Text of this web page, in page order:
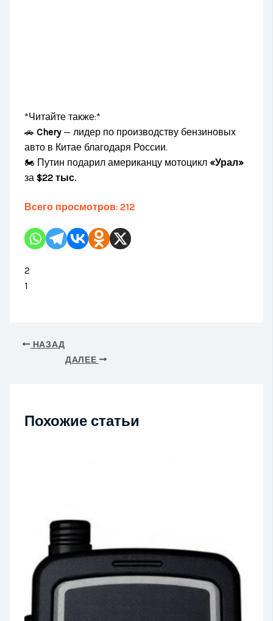
*Читайте также:*
🚗Chery— лидер по производству бензиновых
авто в Китае благодаря России.
🏍 Путин подарил американцу мотоцикл«Урал»
за$22 тыс.
Всего просмотров: 212
2
1
НАЗАД
ДАЛЕЕ
Похожие статьи